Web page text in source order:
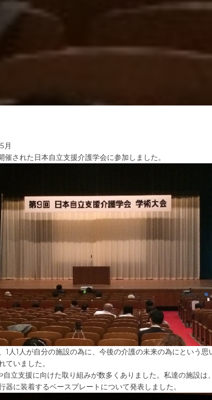
月
された日本自立支援介護学会に参加しました。
人1人が自分の施設の為に、今後の介護の未来の為にという思
いました。
立支援に向けた取り組みが数多くありました。私達の施設は
に装着するベースプレートについて発表しました。